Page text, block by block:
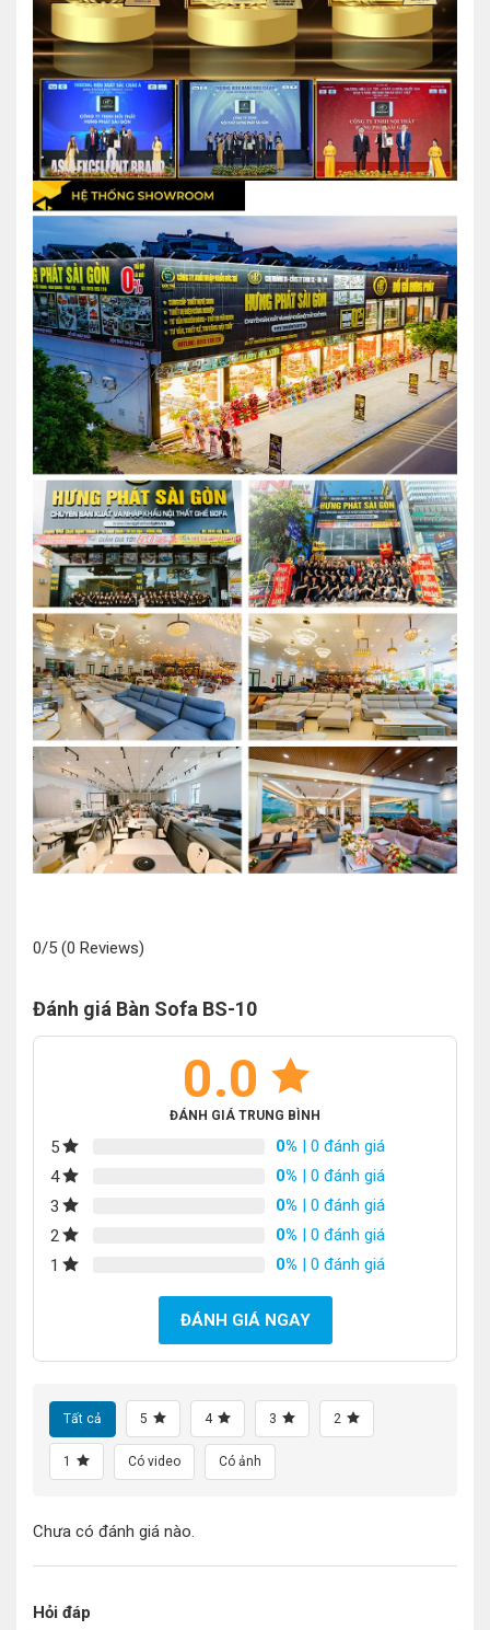
0/5 (0 Reviews)
Đánh giá Bàn Sofa BS-10
0.0
ĐÁNH GIÁ TRUNG BÌNH
5 0% | 0 đánh giá
4
0% | 0 đánh giá
3
0% | 0 đánh giá
2
0% | 0 đánh giá
1
0% | 0 đánh giá
ĐÁNH GIÁ NGAY
Tất cả 5 4 3 2
1 Có video Có ảnh
Chưa có đánh giá nào.
Hỏi đáp